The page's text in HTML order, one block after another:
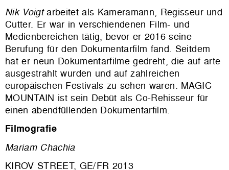
Nik Voigtarbeitet als Kameramann, Regisseur und
Cutter. Er war in verschiendenen Film- und
Medienbereichen tätig, bevor er 2016 seine
Berufung für den Dokumentarfilm fand. Seitdem
hat er neun Dokumentarfilme gedreht, die auf arte
ausgestrahlt wurden und auf zahlreichen
europäischen Festivals zu sehen waren. MAGIC
MOUNTAIN ist sein Debüt als Co-Rehisseur für
einen abendfüllenden Dokumentarfilm.
Filmografie
Mariam Chachia
KIROV STREET, GE/FR 2013